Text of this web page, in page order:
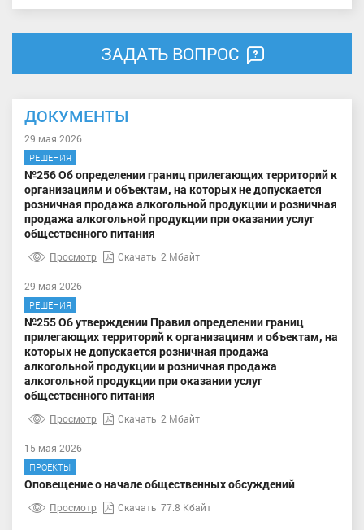
ЗАДАТЬ ВОПРОС
ДОКУМЕНТЫ
29 мая 2026
РЕШЕНИЯ
№256 Об определении границ прилегающих территорий к
организациям и объектам, на которых не допускается
розничная продажа алкогольной продукции и розничная
продажа алкогольной продукции при оказании услуг
общественного питания
Просмотр Скачать 2 Мбайт
29 мая 2026
РЕШЕНИЯ
№255 Об утверждении Правил определении границ
прилегающих территорий к организациям и объектам, на
которых не допускается розничная продажа
алкогольной продукции и розничная продажа
алкогольной продукции при оказании услуг
общественного питания
Просмотр Скачать 2 Мбайт
15 мая 2026
ПРОЕКТЫ
Оповещение о начале общественных обсуждений
Просмотр Скачать 77.8 Кбайт